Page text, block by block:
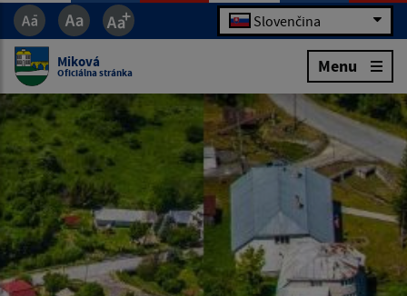
Slovenčina
Miková
Oficiálna stránka Menu